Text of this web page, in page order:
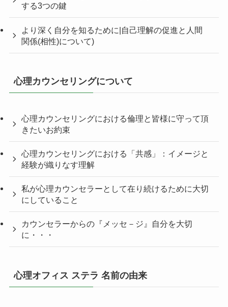
する3つの鍵
より深く自分を知るために|自己理解の促進と人間
関係(相性)について)
心理カウンセリングについて
心理カウンセリングにおける倫理と皆様に守って頂
きたいお約束
心理カウンセリングにおける「共感」：イメージと
経験が織りなす理解
私が心理カウンセラーとして在り続けるために大切
にしていること
カウンセラーからの『メッセ－ジ』自分を大切
に・・・
心理オフィス ステラ 名前の由来